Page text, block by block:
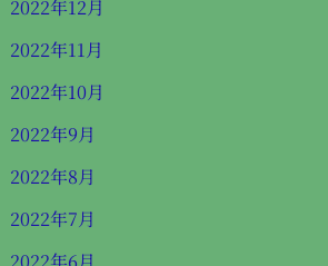
2022年12月
2022年11月
2022年10月
2022年9月
2022年8月
2022年7月
2022年6月